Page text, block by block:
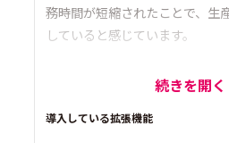
務時間が短縮されたことで、生
していると感じています。
続きを開く
導入している拡張機能